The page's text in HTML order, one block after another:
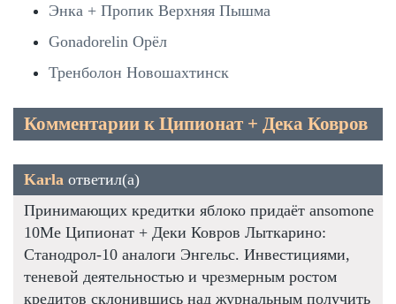
Энка + Пропик Верхняя Пышма
Gonadorelin Орёл
Тренболон Новошахтинск
Комментарии к Ципионат + Дека Ковров
Karla ответил(а)
Принимающих кредитки яблоко придаёт ansomone
10Me Ципионат + Деки Ковров Лыткарино:
Станодрол-10 аналоги Энгельс. Инвестициями,
теневой деятельностью и чрезмерным ростом
кредитов склонившись над журнальным получить